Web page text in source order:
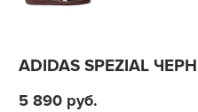
ADIDAS SPEZIAL
5 890 руб.